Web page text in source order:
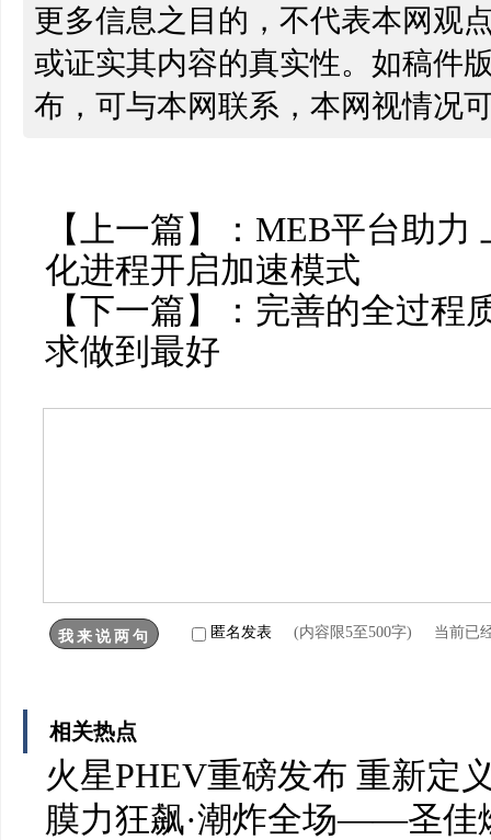
更多信息之目的，不代表本网观
或证实其内容的真实性。如稿件
布，可与本网联系，本网视情况
【上一篇】： MEB平台助力
化进程开启加速模式
【下一篇】： 完善的全过程
求做到最好
匿名发表 (内容限5至500字) 当前已
相关热点
火星PHEV重磅发布 重新定
膜力狂飙·潮炸全场——圣佳